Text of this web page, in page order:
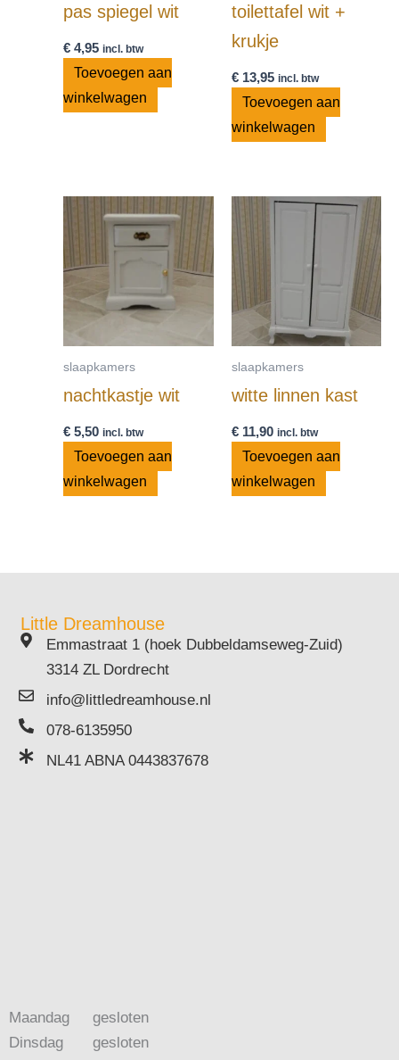
pas spiegel wit
€ 4,95 incl. btw
Toevoegen aan
winkelwagen
toilettafel wit +
krukje
€13,95 incl. btw
Toevoegen aan
winkelwagen
slaapkamers
nachtkastje wit
€ 5,50 incl. btw
Toevoegen aan
winkelwagen
slaapkamers
witte linnen kast
€11,90 incl. btw
Toevoegen aan
winkelwagen
Little Dreamhouse
Emmastraat 1 (hoek Dubbeldamseweg-Zuid)
3314 ZL Dordrecht
info@littledreamhouse.nl
078-6135950
NL41 ABNA 0443837678
Maandag
Dinsdag
gesloten
gesloten